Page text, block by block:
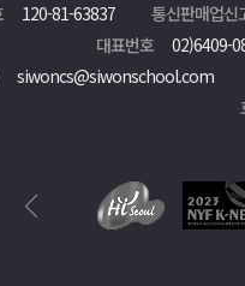
120-81-63837
통신판매업신
대표번호
02)6409-
siwoncs@siwonschool.com